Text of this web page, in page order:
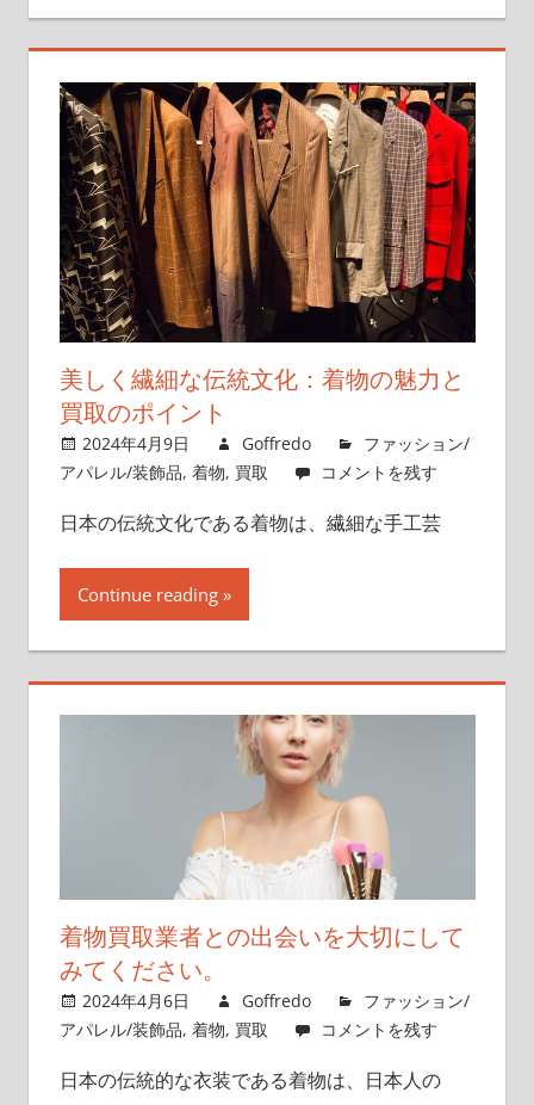
美しく繊細な伝統文化：着物の魅力と
買取のポイント
2024年4月9日 Goffredo
ファッション/
アパレル/装飾品, 着物, 買取 コメントを残す
日本の伝統文化である着物は、繊細な手工芸
Continue reading
着物買取業者との出会いを大切にして
みてください。
2024年4月6日 Goffredo
ファッション/
アパレル/装飾品, 着物, 買取 コメントを残す
日本の伝統的な衣装である着物は、日本人の